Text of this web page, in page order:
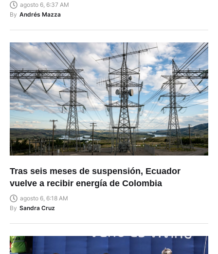
agosto 6, 6:37 AM
By Andrés Mazza
Tras seis meses de suspensión, Ecuador
vuelve a recibir energía de Colombia
agosto 6, 6:18 AM
By Sandra Cruz